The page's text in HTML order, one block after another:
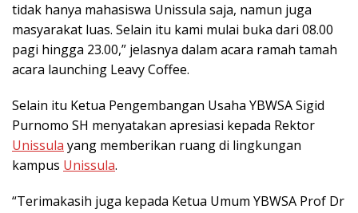
tidak hanya mahasiswa Unissula saja, namun juga
masyarakat luas. Selain itu kami mulai buka dari 08.00
pagi hingga 23.00,” jelasnya dalam acara ramah tamah
acara launching Leavy Coffee.
Selain itu Ketua Pengembangan Usaha YBWSA Sigid
Purnomo SH menyatakan apresiasi kepada Rektor
Unissula yang memberikan ruang di lingkungan
kampus Unissula.
“Terimakasih juga kepada Ketua Umum YBWSA Prof Dr